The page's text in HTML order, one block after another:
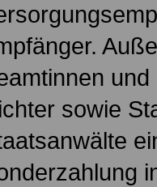
sowie